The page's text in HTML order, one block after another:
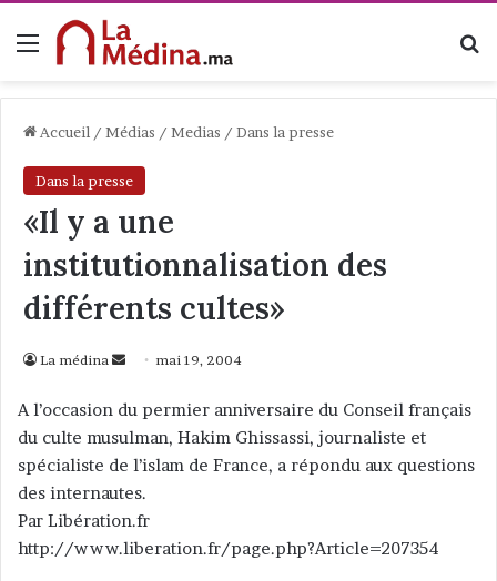
Menu
Accueil / Médias / Medias / Dans la presse
Dans la presse
«Il y a une
institutionnalisation des
différents cultes»
La médina
v
o
y
e
r
u
mai 19, 2004
A l’occasion du permier anniversaire du Conseil français
du culte musulman, Hakim Ghissassi, journaliste et
spécialiste de l’islam de France, a répondu aux questions
des internautes.
Par Libération.fr
http://www.liberation.fr/page.php?Article=207354